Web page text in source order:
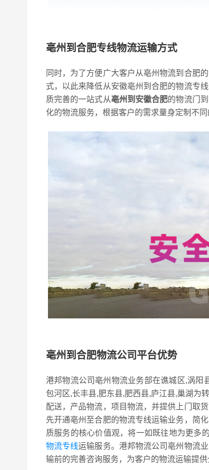
亳州到合肥专线物流运输方式
同时，为了方便广大客户从亳州物流到合肥
式，以此来降低从安徽亳州到合肥的物流专
质完善的一站式从亳州到安徽合肥的物流门
化的物流服务，根据客户的需求量身定制不
亳州到合肥物流公司平台优势
港邦物流公司亳州物流业务部在谯城区,涡阳
包河区,长丰县,肥东县,肥西县,庐江县,巢湖为
配送，产品物流，项目物流，并提供上门取
先开通亳州至合肥的物流专线运输业务，简
质服务的核心价值观，将一如既往地为更多
物流专线运输服务。港邦物流公司亳州物流
输前的完善咨询服务，为客户的物流运输提供